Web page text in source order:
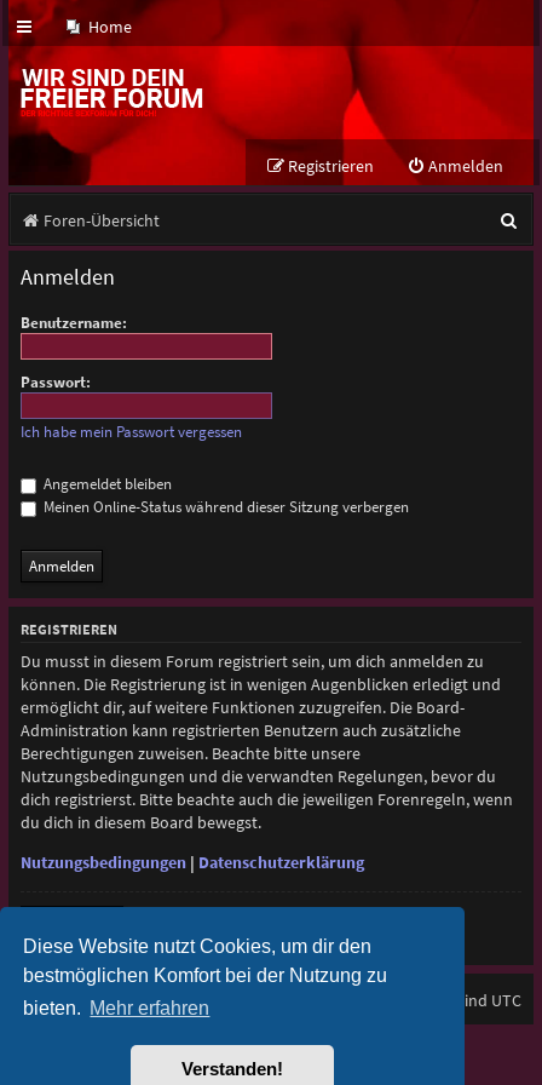
Diese Website nutzt Cookies, um dir den
bestmöglichen Komfort bei der Nutzung zu
bieten. Mehr erfahren
Verstanden!
Home
Anmelden
Registrieren
Foren-Übersicht
u
Anmelden
Benutzername:
Passwort:
Ich habe mein Passwort vergessen
Angemeldet bleiben
Meinen Online-Status während dieser Sitzung verbergen
REGISTRIEREN
Du musst in diesem Forum registriert sein, um dich anmelden zu
können. Die Registrierung ist in wenigen Augenblicken erledigt und
ermöglicht dir, auf weitere Funktionen zuzugreifen. Die Board-
Administration kann registrierten Benutzern auch zusätzliche
Berechtigungen zuweisen. Beachte bitte unsere
Nutzungsbedingungen und die verwandten Regelungen, bevor du
dich registrierst. Bitte beachte auch die jeweiligen Forenregeln, wenn
du dich in diesem Board bewegst.
Nutzungsbedingungen| Datenschutzerklärung
Foren-Übersicht Alle Zeiten sind UTC
Purplexion style byIan Bradley
Powered byphpBB® Forum Software © phpBB Limited